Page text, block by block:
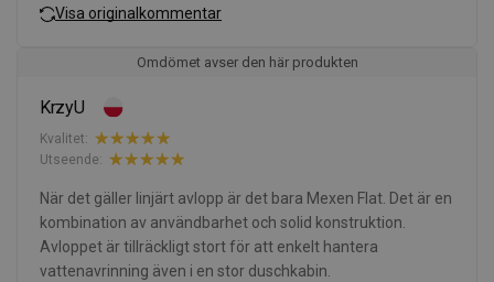
Visa originalkommentar
Omdömet avser den här produkten
KrzyU
Kvalitet:
Utseende:
När det gäller linjärt avlopp är det bara Mexen Flat. Det är en
kombination av användbarhet och solid konstruktion.
Avloppet är tillräckligt stort för att enkelt hantera
vattenavrinning även i en stor duschkabin.